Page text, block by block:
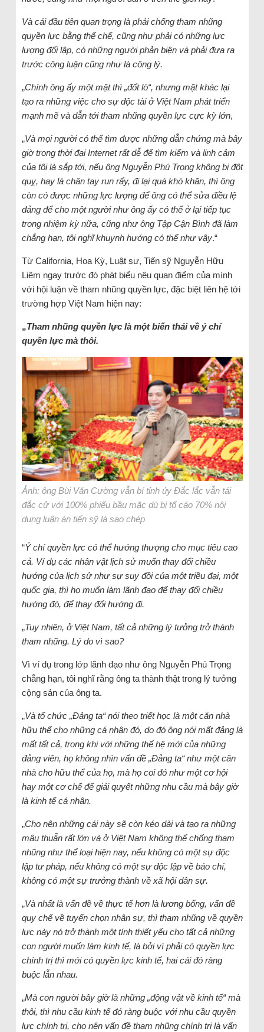
Và cái đầu tiên quan trọng là phải chống tham nhũng
quyền lực bằng thể chế, cũng như phải có những lực
lượng đối lập, có những người phản biện và phải đưa ra
trước công luận cũng như là công lý.
„Chính ông ấy một mặt thì „đốt lò“, nhưng mặt khác lại
tạo ra những việc cho sự độc tài ở Việt Nam phát triển
mạnh mẽ và dẫn tới tham nhũng quyền lực cực kỳ lớn,
„Và mọi người có thể tìm được những dẫn chứng mà bây
giờ trong thời đại Internet rất dễ để tìm kiếm và linh cảm
của tôi là sắp tới, nếu ông Nguyễn Phú Trọng không bị đột
quỵ, hay là chân tay run rẩy, đi lại quá khó khăn, thì ông
còn có được những lực lượng để ông có thể sửa điều lệ
đảng để cho một người như ông ấy có thể ở lại tiếp tục
trong nhiệm kỳ nữa, cũng như ông Tập Cận Bình đã làm
chẳng hạn, tôi nghĩ khuynh hướng có thể như vậy.“
Từ California, Hoa Kỳ, Luật sư, Tiến sỹ Nguyễn Hữu
Liêm ngay trước đó phát biểu nêu quan điểm của mình
với hội luận về tham nhũng quyền lực, đặc biệt liên hệ tới
trường hợp Việt Nam hiện nay:
„Tham nhũng quyền lực là một biến thái về ý chí
quyền lực mà thôi.
Ảnh: ông Bùi Văn Cường vẫn bí tỉnh ủy Đắc lắc vẫn tái
đắc cử với 100% phiếu bầu mặc dù bị tố cáo 70% nội
dung luận án tiến sỹ là sao chép
“Ý chí quyền lực có thể hướng thượng cho mục tiêu cao
cả. Ví dụ các nhân vật lịch sử muốn thay đổi chiều
hướng của lịch sử như sự suy đồi của một triều đại, một
quốc gia, thì họ muốn làm lãnh đạo để thay đổi chiều
hướng đó, để thay đổi hướng đi.
„Tuy nhiên, ở Việt Nam, tất cả những lý tưởng trở thành
tham nhũng. Lý do vì sao?
Vì ví dụ trong lớp lãnh đạo như ông Nguyễn Phú Trọng
chẳng hạn, tôi nghĩ rằng ông ta thành thật trong lý tưởng
cộng sản của ông ta.
„Và tổ chức „Đảng ta“ nói theo triết học là một căn nhà
hữu thể cho những cá nhân đó, do đó ông nói mất đảng là
mất tất cả, trong khi với những thế hệ mới của những
đảng viên, họ không nhìn vấn đề „Đảng ta“ như một căn
nhà cho hữu thể của họ, mà họ coi đó như một cơ hội
hay một cơ chế để giải quyết những nhu cầu mà bây giờ
là kinh tế cá nhân.
„Cho nên những cái này sẽ còn kéo dài và tạo ra những
mâu thuẫn rất lớn và ở Việt Nam không thể chống tham
nhũng như thể loại hiện nay, nếu không có một sự độc
lập tư pháp, nếu không có một sự độc lập về báo chí,
không có một sự trưởng thành về xã hội dân sự.
„Và nhất là vấn đề về thực tế hơn là lương bổng, vấn đề
quy chế về tuyển chọn nhân sự, thì tham nhũng về quyền
lực này nó trở thành một tính thiết yếu cho tất cả những
con người muốn làm kinh tế, là bởi vì phải có quyền lực
chính trị thì mới có quyền lực kinh tế, hai cái đó ràng
buộc lẫn nhau.
„Mà con người bây giờ là những „động vật về kinh tế“ mà
thôi, thì nhu cầu kinh tế đó ràng buộc với nhu cầu quyền
lực chính trị, cho nên vấn đề tham nhũng chính trị là vấn